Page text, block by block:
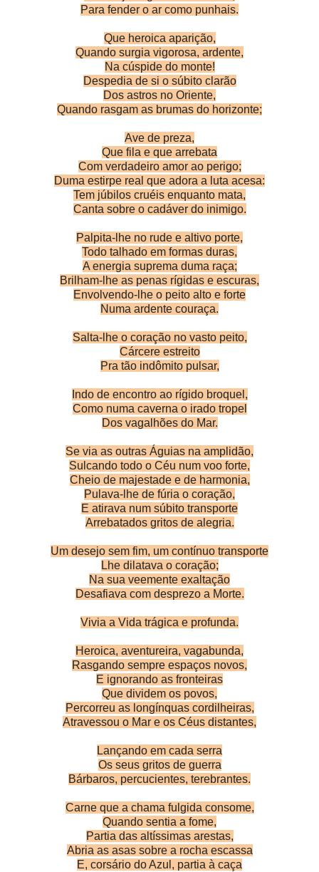
Para fender o ar como punhais.
Que heroica aparição,
Quando surgia vigorosa, ardente,
Na cúspide do monte!
Despedia de si o súbito clarão
Dos astros no Oriente,
Quando rasgam as brumas do horizonte;
Ave de preza,
Que fila e que arrebata
Com verdadeiro amor ao perigo;
Duma estirpe real que adora a luta acesa:
Tem júbilos cruéis enquanto mata,
Canta sobre o cadáver do inimigo.
Palpita-lhe no rude e altivo porte,
Todo talhado em formas duras,
A energia suprema duma raça;
Brilham-lhe as penas rígidas e escuras,
Envolvendo-lhe o peito alto e forte
Numa ardente couraça.
Salta-lhe o coração no vasto peito,
Cárcere estreito
Pra tão indômito pulsar,
Indo de encontro ao rígido broquel,
Como numa caverna o irado tropel
Dos vagalhões do Mar.
Se via as outras Águias na amplidão,
Sulcando todo o Céu num voo forte,
Cheio de majestade e de harmonia,
Pulava-lhe de fúria o coração,
E atirava num súbito transporte
Arrebatados gritos de alegria.
Um desejo sem fim, um contínuo transporte
Lhe dilatava o coração;
Na sua veemente exaltação
Desafiava com desprezo a Morte.
Vivia a Vida trágica e profunda.
Heroica, aventureira, vagabunda,
Rasgando sempre espaços novos,
E ignorando as fronteiras
Que dividem os povos,
Percorreu as longínquas cordilheiras,
Atravessou o Mar e os Céus distantes,
Lançando em cada serra
Os seus gritos de guerra
Bárbaros, percucientes, terebrantes.
Carne que a chama fulgida consome,
Quando sentia a fome,
Partia das altíssimas arestas,
Abria as asas sobre a rocha escassa
E, corsário do Azul, partia à caça